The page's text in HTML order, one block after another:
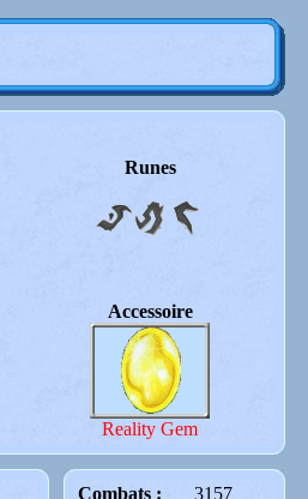
Runes
Accessoire
Reality Gem
Combats :
3157